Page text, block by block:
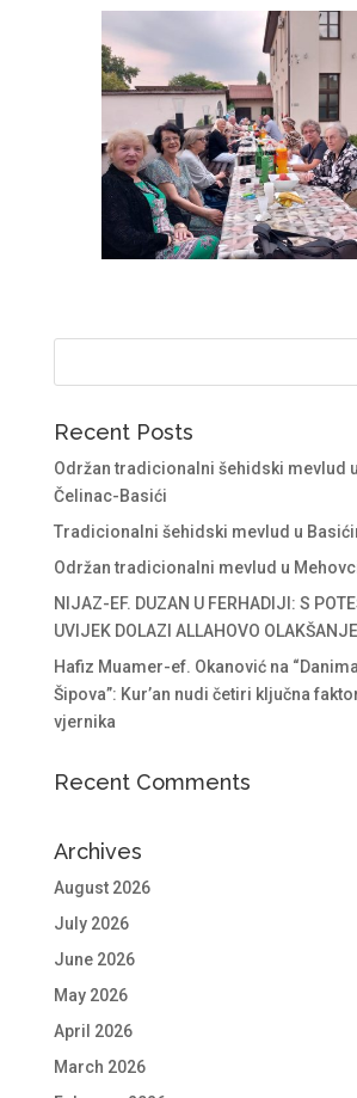
Recent Posts
Održan tradicionalni šehidski mevlud
Čelinac-Basići
Tradicionalni šehidski mevlud u
Održan tradicionalni mevlud u
NIJAZ-EF. DUZAN U FERHADIJI: S
UVIJEK DOLAZI ALLAHOVO OLAKŠANJE
Hafiz Muamer-ef. Okanović na
Šipova”: Kur’an nudi četiri ključna
vjernika
Recent Comments
Archives
August 2026
July 2026
June 2026
May 2026
April 2026
March 2026